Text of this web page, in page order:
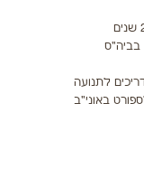
בביה"ס
קורס מדריכים לתנועה
באוני"ב